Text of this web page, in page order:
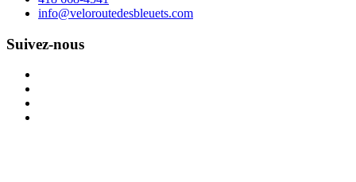
info@veloroutedesbleuets.com
Suivez-nous